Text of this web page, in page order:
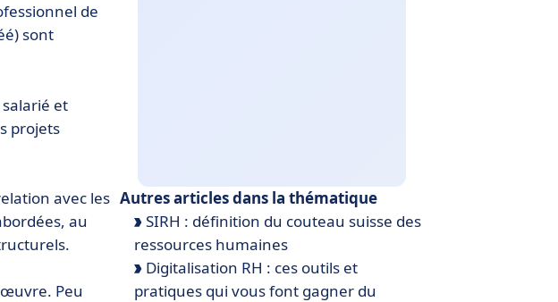
de
sont
et
projets
avec les
au
Peu
Autres articles dans la thématique
SIRH : définition du couteau suisse des
ressources humaines
Digitalisation RH : ces outils et
pratiques qui vous font gagner du